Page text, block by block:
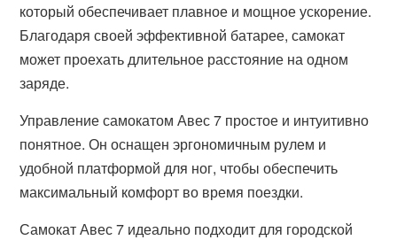
который обеспечивает плавное и мощное ускорение.
Благодаря своей эффективной батарее, самокат
может проехать длительное расстояние на одном
заряде.
Управление самокатом Авес 7 простое и интуитивно
понятное. Он оснащен эргономичным рулем и
удобной платформой для ног, чтобы обеспечить
максимальный комфорт во время поездки.
Самокат Авес 7 идеально подходит для городской